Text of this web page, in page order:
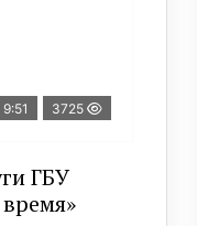
3725
ГБУ